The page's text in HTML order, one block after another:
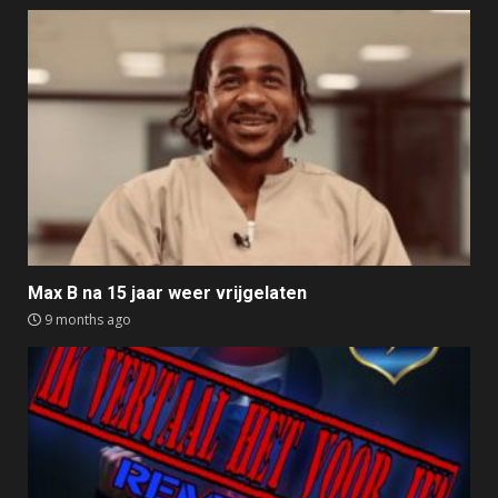
Max B na 15 jaar weer vrijgelaten
9 months ago